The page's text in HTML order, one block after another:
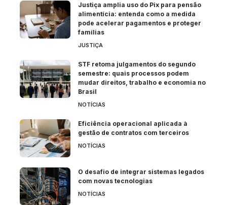
Justiça amplia uso do Pix para pensão
alimentícia: entenda como a medida
pode acelerar pagamentos e proteger
famílias
JUSTIÇA
STF retoma julgamentos do segundo
semestre: quais processos podem
mudar direitos, trabalho e economia no
Brasil
NOTÍCIAS
Eficiência operacional aplicada à
gestão de contratos com terceiros
NOTÍCIAS
O desafio de integrar sistemas legados
com novas tecnologias
NOTÍCIAS